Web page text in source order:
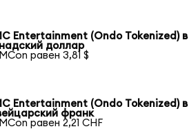
Entertainment (Ondo Tokenized) в
доллар
равен 3,81 $
Entertainment (Ondo Tokenized) в
франк
равен 2,21 CHF